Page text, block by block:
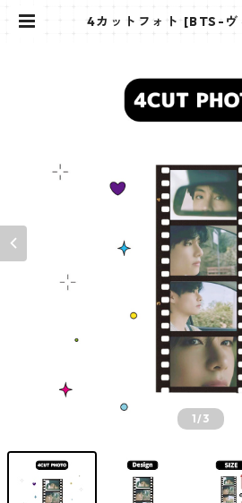
4カットフォト [BTS-ヴィ 37] 4C
1/3